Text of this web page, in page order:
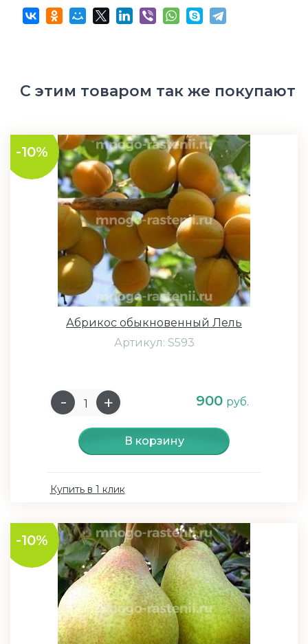
С этим товаром так же покупают
-10%
Абрикос обыкновенный Лель
Артикул: S593
900 руб.
В корзину
Купить в 1 клик
-10%